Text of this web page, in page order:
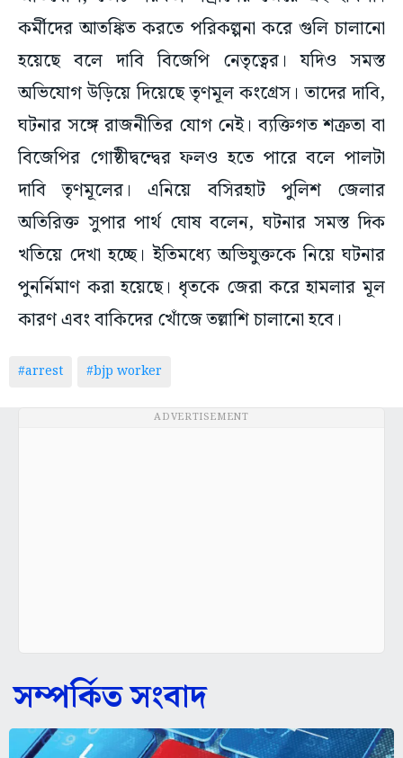
কর্মীদের আতঙ্কিত করতে পরিকল্পনা করে গুলি চালানো
হয়েছে বলে দাবি বিজেপি নেতৃত্বের। যদিও সমস্ত
অভিযোগ উড়িয়ে দিয়েছে তৃণমূল কংগ্রেস। তাদের দাবি,
ঘটনার সঙ্গে রাজনীতির যোগ নেই। ব্যক্তিগত শত্রুতা বা
বিজেপির গোষ্ঠীদ্বন্দ্বের ফলও হতে পারে বলে পালটা
দাবি তৃণমূলের। এনিয়ে বসিরহাট পুলিশ জেলার
অতিরিক্ত সুপার পার্থ ঘোষ বলেন, ঘটনার সমস্ত দিক
খতিয়ে দেখা হচ্ছে। ইতিমধ্যে অভিযুক্তকে নিয়ে ঘটনার
পুনর্নিমাণ করা হয়েছে। ধৃতকে জেরা করে হামলার মূল
কারণ এবং বাকিদের খোঁজে তল্লাশি চালানো হবে।
#arrest #bjp worker
ADVERTISEMENT
সম্পর্কিত সংবাদ